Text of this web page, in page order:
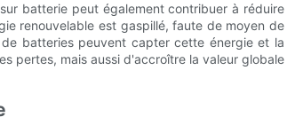
batterie peut également contribuer à réduire
renouvelable est gaspillé, faute de moyen de
batteries peuvent capter cette énergie et la
pertes, mais aussi d'accroître la valeur globale